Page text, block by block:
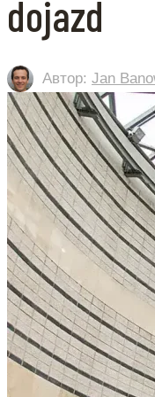
dojazd
Автор: Jan